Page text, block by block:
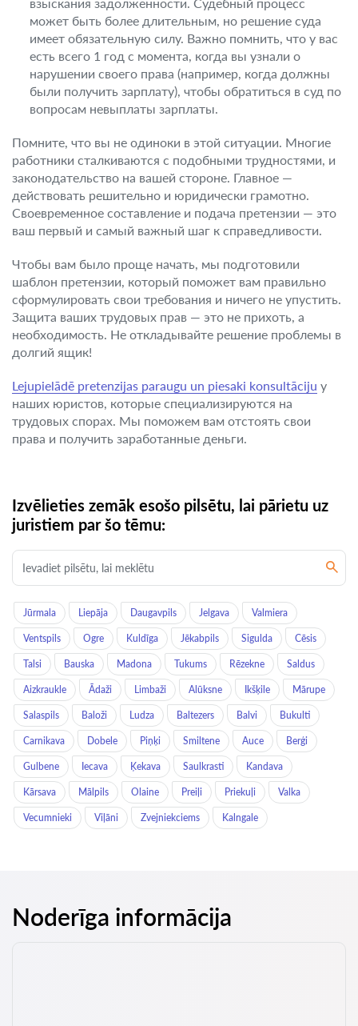
может быть более длительным, но решение суда
имеет обязательную силу. Важно помнить, что у вас
есть всего 1 год с момента, когда вы узнали о
нарушении своего права (например, когда должны
были получить зарплату), чтобы обратиться в суд по
вопросам невыплаты зарплаты.
Помните, что вы не одиноки в этой ситуации. Многие
работники сталкиваются с подобными трудностями, и
законодательство на вашей стороне. Главное —
действовать решительно и юридически грамотно.
Своевременное составление и подача претензии — это
ваш первый и самый важный шаг к справедливости.
Чтобы вам было проще начать, мы подготовили
шаблон претензии, который поможет вам правильно
сформулировать свои требования и ничего не упустить.
Защита ваших трудовых прав — это не прихоть, а
необходимость. Не откладывайте решение проблемы в
долгий ящик!
Lejupielādē pretenzijas paraugu un piesaki konsultāciju у
наших юристов, которые специализируются на
трудовых спорах. Мы поможем вам отстоять свои
права и получить заработанные деньги.
Izvēlieties zemāk esošo pilsētu, lai pārietu uz
juristiem par šo tēmu:
Jūrmala Liepāja Daugavpils Jelgava Valmiera
Ventspils Ogre Kuldīga Jēkabpils Sigulda Cēsis
Talsi Bauska Madona Tukums Rēzekne Saldus
Aizkraukle Ādaži Limbaži Alūksne Ikšķile Mārupe
Salaspils Baloži Ludza Baltezers Balvi Bukulti
Carnikava Dobele Piņķi Smiltene Auce Berģi
Gulbene Iecava Ķekava Saulkrasti Kandava
Kārsava Mālpils Olaine Preiļi Priekuļi Valka
Vecumnieki Viļāni Zvejniekciems Kalngale
Noderīga informācija